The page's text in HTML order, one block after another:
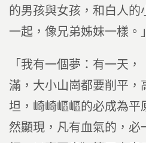
的男孩與女孩，和白人的
一起，像兄弟姊妹一樣。」
「我有一個夢：有一天
滿，大小山崗都要削平，
坦，崎崎嶇嶇的必成為平
然顯現，凡有血氣的，必